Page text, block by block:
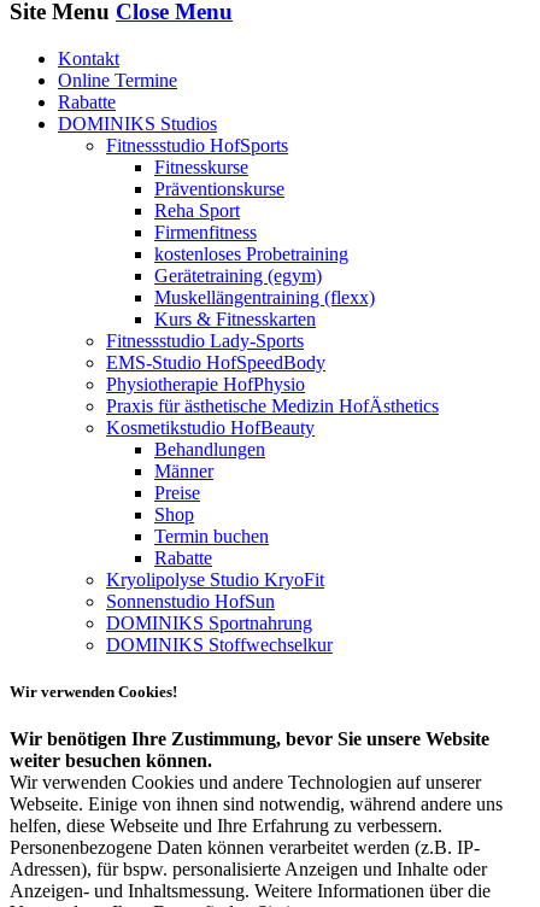
Site Menu Close Menu
Kontakt
Online Termine
Rabatte
DOMINIKS Studios
Fitnessstudio HofSports
Fitnesskurse
Präventionskurse
Reha Sport
Firmenfitness
kostenloses Probetraining
Gerätetraining (egym)
Muskellängentraining (flexx)
Kurs & Fitnesskarten
Fitnessstudio Lady-Sports
EMS-Studio HofSpeedBody
Physiotherapie HofPhysio
Praxis für ästhetische Medizin HofÄsthetics
Kosmetikstudio HofBeauty
Behandlungen
Männer
Preise
Shop
Termin buchen
Rabatte
Kryolipolyse Studio KryoFit
Sonnenstudio HofSun
DOMINIKS Sportnahrung
DOMINIKS Stoffwechselkur
Wir verwenden Cookies!
Wir benötigen Ihre Zustimmung, bevor Sie unsere Website
weiter besuchen können.
Wir verwenden Cookies und andere Technologien auf unserer
Webseite. Einige von ihnen sind notwendig, während andere uns
helfen, diese Webseite und Ihre Erfahrung zu verbessern.
Personenbezogene Daten können verarbeitet werden (z.B. IP-
Adressen), für bspw. personalisierte Anzeigen und Inhalte oder
Anzeigen- und Inhaltsmessung. Weitere Informationen über die